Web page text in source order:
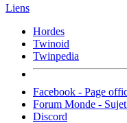
Liens
Hordes
Twinoid
Twinpedia
Facebook - Page
Forum Monde -
Discord